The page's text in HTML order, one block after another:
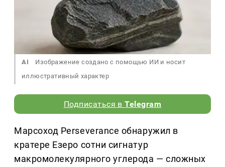
AI
Изображение создано с помощью ИИ и носит
иллюстративный характер
Подписаться вTelegram
Марсоход Perseverance обнаружил в
кратере Езеро сотни сигнатур
макромолекулярного углерода — сложных